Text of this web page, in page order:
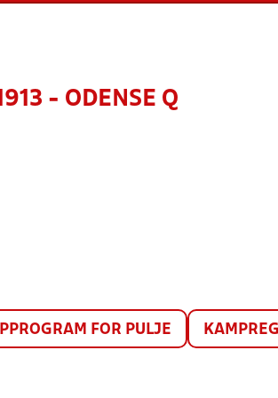
- ODENSE Q
FOR PULJE